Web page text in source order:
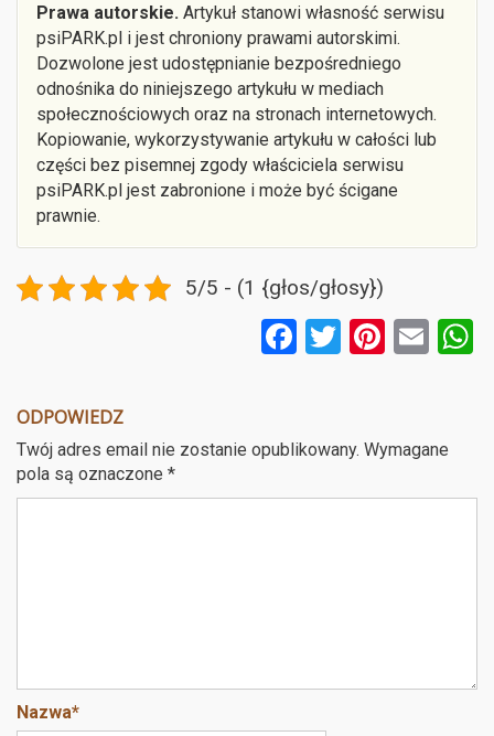
Prawa autorskie. Artykuł stanowi własność serwisu
psiPARK.pl i jest chroniony prawami autorskimi.
Dozwolone jest udostępnianie bezpośredniego
odnośnika do niniejszego artykułu w mediach
społecznościowych oraz na stronach internetowych.
Kopiowanie, wykorzystywanie artykułu w całości lub
części bez pisemnej zgody właściciela serwisu
psiPARK.pl jest zabronione i może być ścigane
prawnie.
5/5 - (1 {głos/głosy})
F
b
o
T
er
Pi
es
E
ODPOWIEDZ
Twój adres email nie zostanie opublikowany. Wymagane
pola są oznaczone *
Nazwa*